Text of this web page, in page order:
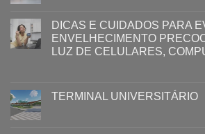
DICAS E CUIDADOS PARA
ENVELHECIMENTO
LUZ ​DE CELULARES,
TERMINAL UNIVERSITÁRIO